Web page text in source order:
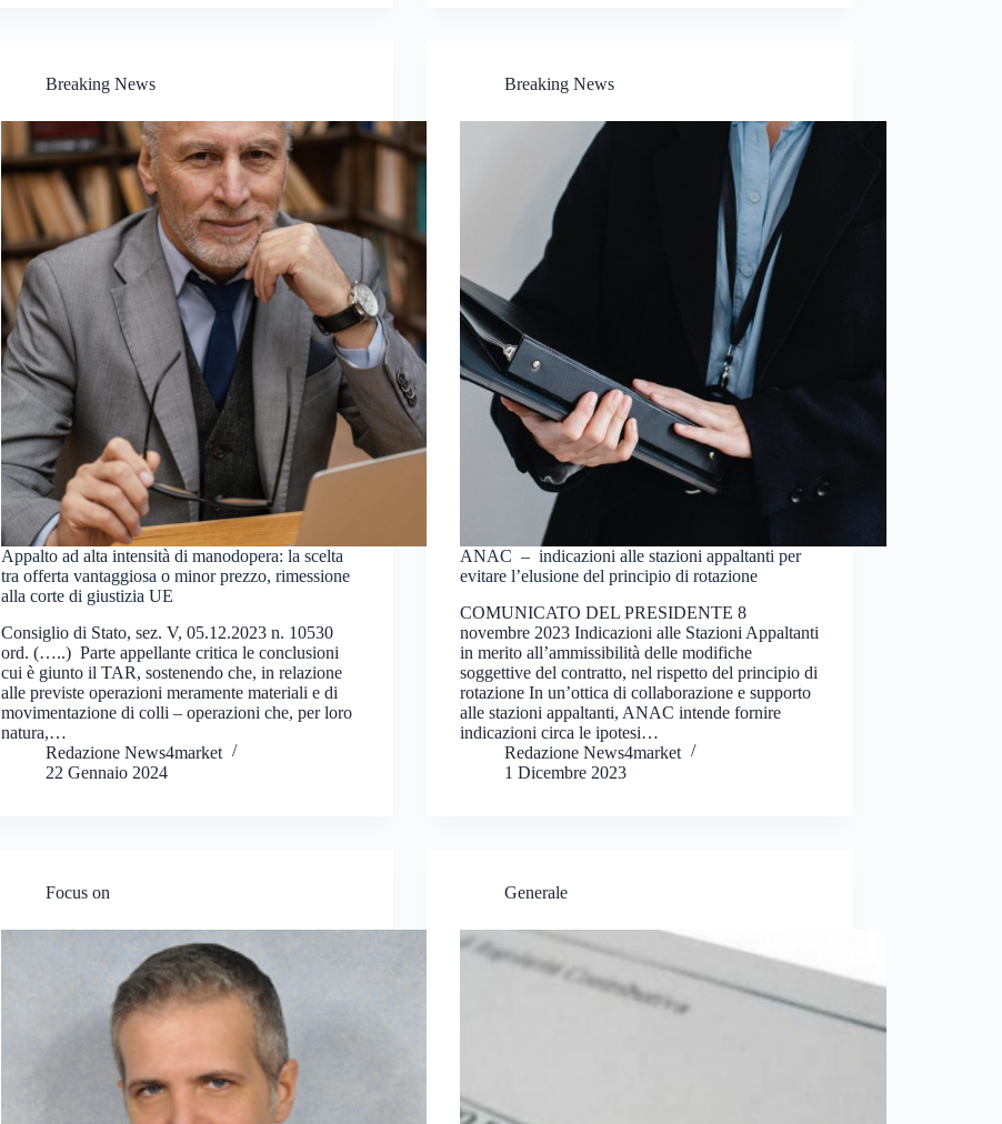
Breaking News
Appalto ad alta intensità di manodopera: la scelta
tra offerta vantaggiosa o minor prezzo, rimessione
alla corte di giustizia UE
Consiglio di Stato, sez. V, 05.12.2023 n. 10530
ord. (…..) Parte appellante critica le conclusioni
cui è giunto il TAR, sostenendo che, in relazione
alle previste operazioni meramente materiali e di
movimentazione di colli – operazioni che, per loro
natura,…
Redazione News4market
22 Gennaio 2024
Breaking News
ANAC – indicazioni alle stazioni appaltanti per
evitare l’elusione del principio di rotazione
COMUNICATO DEL PRESIDENTE 8
novembre 2023 Indicazioni alle Stazioni Appaltanti
in merito all’ammissibilità delle modifiche
soggettive del contratto, nel rispetto del principio di
rotazione In un’ottica di collaborazione e supporto
alle stazioni appaltanti, ANAC intende fornire
indicazioni circa le ipotesi…
Redazione News4market
1 Dicembre 2023
Focus on Generale